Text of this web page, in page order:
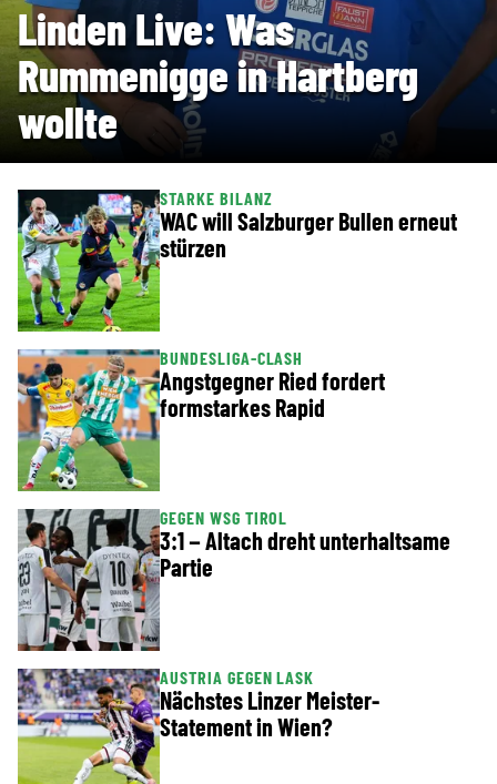
Linden Live: Was
Rummenigge in Hartberg
wollte
STARKE BILANZ
WAC will Salzburger Bullen erneut
stürzen
BUNDESLIGA-CLASH
Angstgegner Ried fordert
formstarkes Rapid
GEGEN WSG TIROL
3:1 – Altach dreht unterhaltsame
Partie
AUSTRIA GEGEN LASK
Nächstes Linzer Meister-
Statement in Wien?